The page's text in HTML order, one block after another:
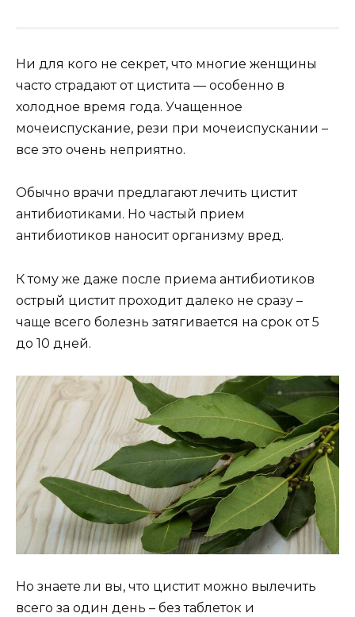
Ни для кого не секрет, что многие женщины
часто страдают от цистита — особенно в
холодное время года. Учащенное
мочеиспускание, рези при мочеиспускании –
все это очень неприятно.
Обычно врачи предлагают лечить цистит
антибиотиками. Но частый прием
антибиотиков наносит организму вред.
К тому же даже после приема антибиотиков
острый цистит проходит далеко не сразу –
чаще всего болезнь затягивается на срок от 5
до 10 дней.
Но знаете ли вы, что цистит можно вылечить
всего за один день – без таблеток и